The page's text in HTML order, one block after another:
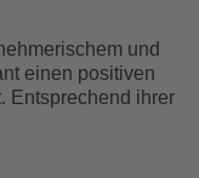
und
einen positiven
Entsprechend ihrer